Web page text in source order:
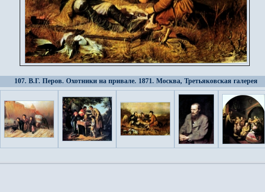
107. В.Г. Перов. Охотники на привале. 1871. Москва, Третьяковская галерея